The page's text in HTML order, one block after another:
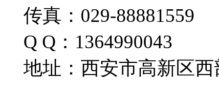
传真：029-88881559
Q Q：1364990043
地址：西安市高新区西